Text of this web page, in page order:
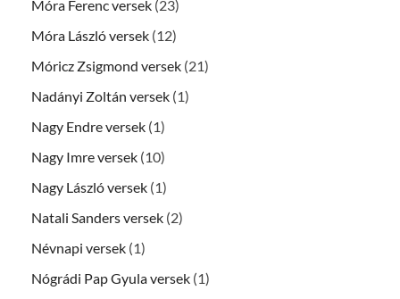
Móra Ferenc versek (23)
Móra László versek (12)
Móricz Zsigmond versek (21)
Nadányi Zoltán versek (1)
Nagy Endre versek (1)
Nagy Imre versek (10)
Nagy László versek (1)
Natali Sanders versek (2)
Névnapi versek (1)
Nógrádi Pap Gyula versek (1)